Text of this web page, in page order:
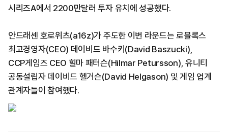
시리즈A에서 2200만달러 투자 유치에 성공했다.
안드래센 호로위츠(a16z)가 주도한 이번 라운드는 로블록스
최고경영자(CEO) 데이비드 바수키(David Baszucki),
CCP게임즈 CEO 힐마 패터슨(Hilmar Petursson), 유니티
공동설립자 데이비드 헬거슨(David Helgason) 및 게임 업계
관계자들이 참여했다.